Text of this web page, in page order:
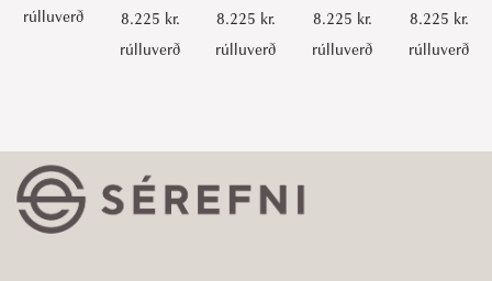
rúlluverð
8.225 kr.
rúlluverð
8.225 kr.
rúlluverð
8.225 kr.
rúlluverð
8.225 kr.
rúlluverð